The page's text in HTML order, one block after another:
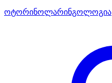
ოტორინოლარინგოლოგია